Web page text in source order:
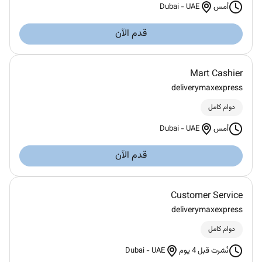
أمس Dubai -UAE
قدم الآن
Mart Cashier
deliverymaxexpress
دوام كامل
أمس Dubai -UAE
قدم الآن
Customer Service
deliverymaxexpress
دوام كامل
نُشرت قبل 4 يوم Dubai -UAE